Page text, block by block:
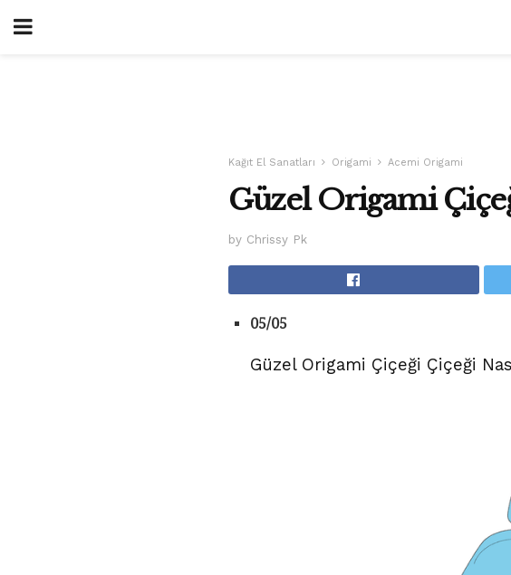
Kağıt El Sanatları Origami Acemi Origami
Güzel Origami
by Chrissy Pk
05/05
Güzel Origami Çiçeği Çiçeği